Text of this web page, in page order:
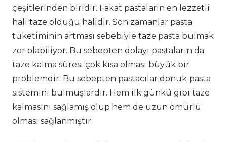
çeşitlerinden biridir. Fakat pastaların en lezzetli
hali taze olduğu halidir. Son zamanlar pasta
tüketiminin artması sebebiyle taze pasta bulmak
zor olabiliyor. Bu sebepten dolayı pastaların da
taze kalma süresi çok kısa olması büyük bir
problemdir. Bu sebepten pastacılar donuk pasta
sistemini bulmuşlardır. Hem ilk günkü gibi taze
kalmasını sağlamış olup hem de uzun ömürlü
olması sağlanmıştır.